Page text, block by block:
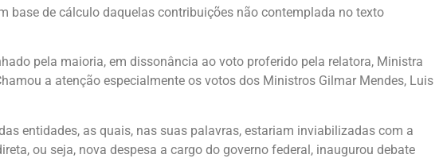
base de cálculo daquelas contribuições não contemplada no texto
pela maioria, em dissonância ao voto proferido pela relatora, Ministra
a atenção especialmente os votos dos Ministros Gilmar Mendes, Luis
entidades, as quais, nas suas palavras, estariam inviabilizadas com a
ou seja, nova despesa a cargo do governo federal, inaugurou debate